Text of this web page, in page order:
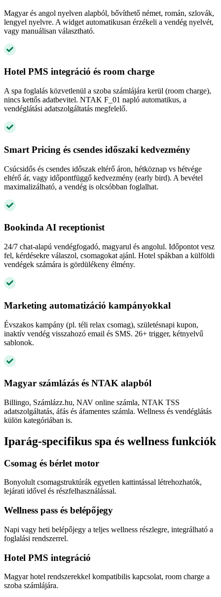
Magyar és angol nyelven alapból, bővíthető német, román, szlovák,
lengyel nyelvre. A widget automatikusan érzékeli a vendég nyelvét,
vagy manuálisan választható.
Hotel PMS integráció és room charge
A spa foglalás közvetlenül a szoba számlájára kerül (room charge),
nincs kettős adatbevitel. NTAK F_01 napló automatikus, a
vendéglátási adatszolgáltatás megfelelő.
Smart Pricing és csendes időszaki kedvezmény
Csúcsidős és csendes időszak eltérő áron, hétköznap vs hétvége
eltérő ár, vagy időpontfüggő kedvezmény (early bird). A bevétel
maximalizálható, a vendég is olcsóbban foglalhat.
Bookinda AI receptionist
24/7 chat-alapú vendégfogadó, magyarul és angolul. Időpontot vesz
fel, kérdésekre válaszol, csomagokat ajánl. Hotel spákban a külföldi
vendégek számára is gördülékeny élmény.
Marketing automatizáció kampányokkal
Évszakos kampány (pl. téli relax csomag), születésnapi kupon,
inaktív vendég visszahozó email és SMS. 26+ trigger, kétnyelvű
sablonok.
Magyar számlázás és NTAK alapból
Billingo, Számlázz.hu, NAV online számla, NTAK TSS
adatszolgáltatás, áfás és áfamentes számla. Wellness és vendéglátás
külön kategóriában is.
Iparág-specifikus spa és wellness funkciók
Csomag és bérlet motor
Bonyolult csomagstruktúrák egyetlen kattintással létrehozhatók,
lejárati idővel és részfelhasználással.
Wellness pass és belépőjegy
Napi vagy heti belépőjegy a teljes wellness részlegre, integrálható a
foglalási rendszerrel.
Hotel PMS integráció
Magyar hotel rendszerekkel kompatibilis kapcsolat, room charge a
szoba számlájára.